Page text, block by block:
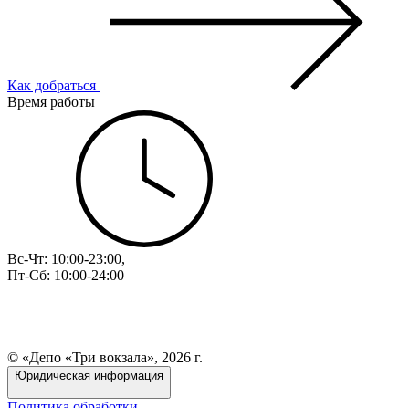
Как добраться
Время работы
Вс-Чт: 10:00-23:00,
Пт-Сб: 10:00-24:00
© «Депо «Три вокзала», 2026 г.
Юридическая информация